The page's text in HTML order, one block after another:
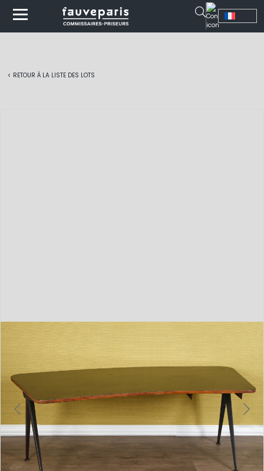
< RETOUR À LA LISTE DES LOTS